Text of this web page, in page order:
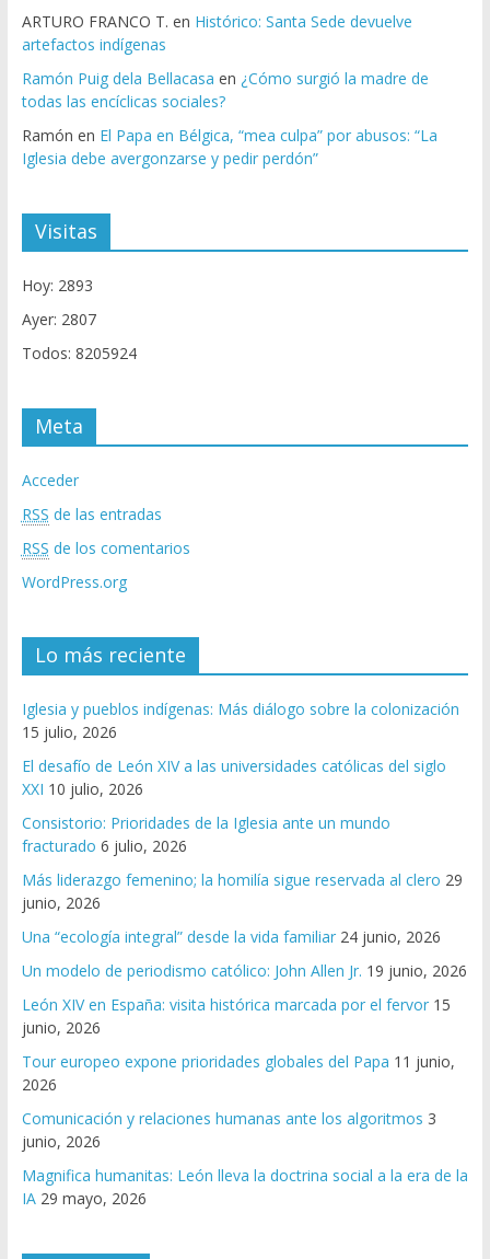
ARTURO FRANCO T. en Histórico: Santa Sede devuelve
artefactos indígenas
Ramón Puig dela Bellacasa en ¿Cómo surgió la madre de
todas las encíclicas sociales?
Ramón en El Papa en Bélgica, “mea culpa” por abusos: “La
Iglesia debe avergonzarse y pedir perdón”
Visitas
Hoy: 2893
Ayer: 2807
Todos: 8205924
Meta
Acceder
RSS de las entradas
RSS de los comentarios
WordPress.org
Lo más reciente
Iglesia y pueblos indígenas: Más diálogo sobre la colonización
15 julio, 2026
El desafío de León XIV a las universidades católicas del siglo
XXI 10 julio, 2026
Consistorio: Prioridades de la Iglesia ante un mundo
fracturado 6 julio, 2026
Más liderazgo femenino; la homilía sigue reservada al clero 29
junio, 2026
Una “ecología integral” desde la vida familiar 24 junio, 2026
Un modelo de periodismo católico: John Allen Jr. 19 junio, 2026
León XIV en España: visita histórica marcada por el fervor 15
junio, 2026
Tour europeo expone prioridades globales del Papa 11 junio,
2026
Comunicación y relaciones humanas ante los algoritmos 3
junio, 2026
Magnifica humanitas: León lleva la doctrina social a la era de la
IA 29 mayo, 2026